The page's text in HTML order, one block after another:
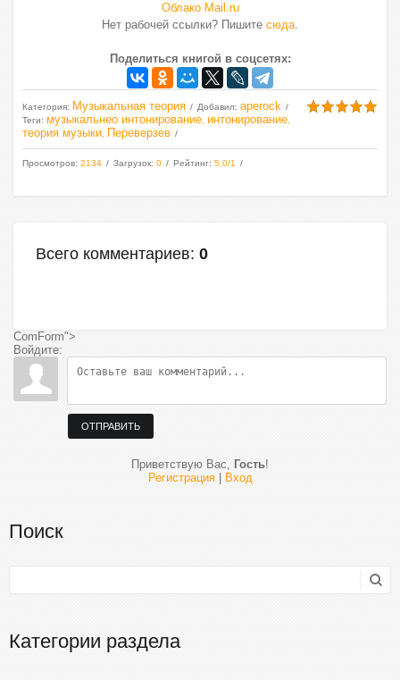
Облако Mail.ru
Нет рабочей ссылки? Пишите сюда.
Поделиться книгой в соцсетях:
Категория: Музыкальная теория Добавил: aperock
Теги: музыкальнео интонирование интонирование
теория музыки Переверзев
Просмотров: 2134 Загрузок: 0 Рейтинг: 5.0/1
Всего комментариев: 0
ComForm">
Войдите:
ОТПРАВИТЬ
Приветствую Вас, Гость!
Регистрация| Вход
Поиск
Категории раздела